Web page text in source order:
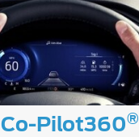
Co-Pilot360®